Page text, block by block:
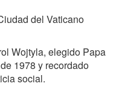
del Vaticano
Wojtyla, elegido Papa
1978 y recordado
social.